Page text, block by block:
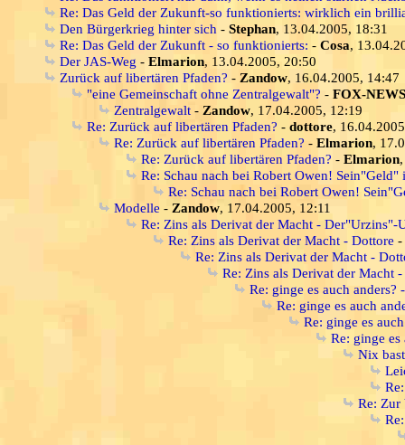
Re: Das Geld der Zukunft-so funktionierts: wirklich ein
Den Bürgerkrieg hinter sich - Stephan, 13.04.2005, 18:31
Re: Das Geld der Zukunft - so funktionierts: - Cosa,
Der JAS-Weg - Elmarion, 13.04.2005, 20:50
Zurück auf libertären Pfaden? - Zandow, 16.04.2005, 14:47
"eine Gemeinschaft ohne Zentralgewalt"? - FOX-NEWS
Zentralgewalt - Zandow, 17.04.2005, 12:19
Re: Zurück auf libertären Pfaden? - dottore,
Re: Zurück auf libertären Pfaden? - Elmarion,
Re: Zurück auf libertären Pfaden? - Elmarion
Re: Schau nach bei Robert Owen! Sein"Geld"
Re: Schau nach bei Robert Owen!
Modelle - Zandow, 17.04.2005, 12:11
Re: Zins als Derivat der Macht - Der"Urzins"-
Re: Zins als Derivat der Macht - Dottore -
Re: Zins als Derivat der Macht -
Re: Zins als Derivat der Macht
Re: ginge es auch anders?
Re: ginge es auch
Re: ginge es
Re: ginge es
Nix
Re: Zur